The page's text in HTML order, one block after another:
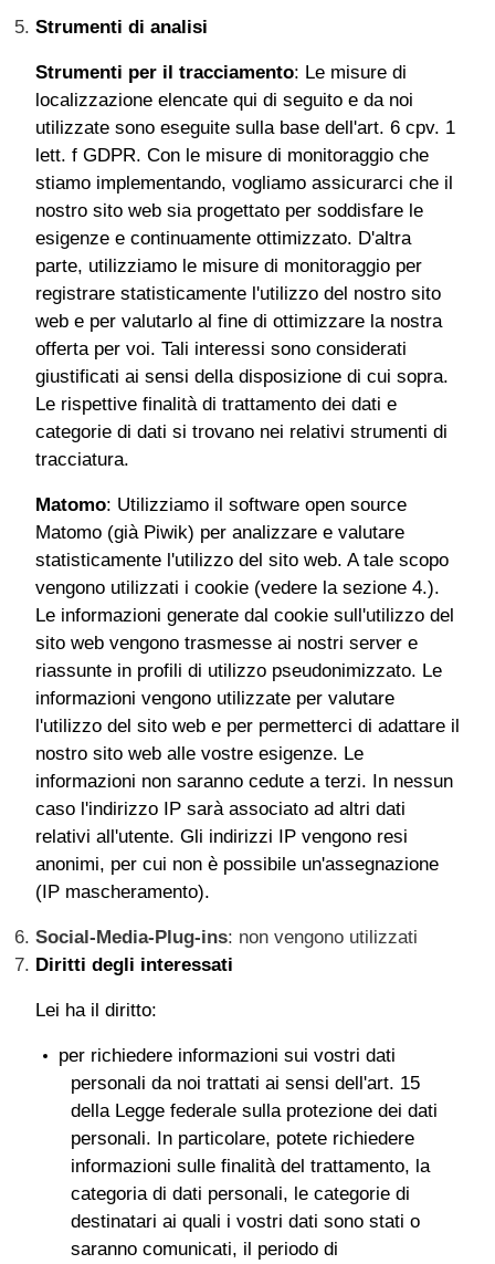
Strumenti di analisi
Strumenti per il tracciamento: Le misure di
localizzazione elencate qui di seguito e da noi
utilizzate sono eseguite sulla base dell'art. 6 cpv. 1
lett. f GDPR. Con le misure di monitoraggio che
stiamo implementando, vogliamo assicurarci che il
nostro sito web sia progettato per soddisfare le
esigenze e continuamente ottimizzato. D'altra
parte, utilizziamo le misure di monitoraggio per
registrare statisticamente l'utilizzo del nostro sito
web e per valutarlo al fine di ottimizzare la nostra
offerta per voi. Tali interessi sono considerati
giustificati ai sensi della disposizione di cui sopra.
Le rispettive finalità di trattamento dei dati e
categorie di dati si trovano nei relativi strumenti di
tracciatura.
Matomo: Utilizziamo il software open source
Matomo (già Piwik) per analizzare e valutare
statisticamente l'utilizzo del sito web. A tale scopo
vengono utilizzati i cookie (vedere la sezione 4.).
Le informazioni generate dal cookie sull'utilizzo del
sito web vengono trasmesse ai nostri server e
riassunte in profili di utilizzo pseudonimizzato. Le
informazioni vengono utilizzate per valutare
l'utilizzo del sito web e per permetterci di adattare il
nostro sito web alle vostre esigenze. Le
informazioni non saranno cedute a terzi. In nessun
caso l'indirizzo IP sarà associato ad altri dati
relativi all'utente. Gli indirizzi IP vengono resi
anonimi, per cui non è possibile un'assegnazione
(IP mascheramento).
Social-Media-Plug-ins: non vengono utilizzati
Diritti degli interessati
Lei ha il diritto:
per richiedere informazioni sui vostri dati
personali da noi trattati ai sensi dell'art. 15
della Legge federale sulla protezione dei dati
personali. In particolare, potete richiedere
informazioni sulle finalità del trattamento, la
categoria di dati personali, le categorie di
destinatari ai quali i vostri dati sono stati o
saranno comunicati, il periodo di